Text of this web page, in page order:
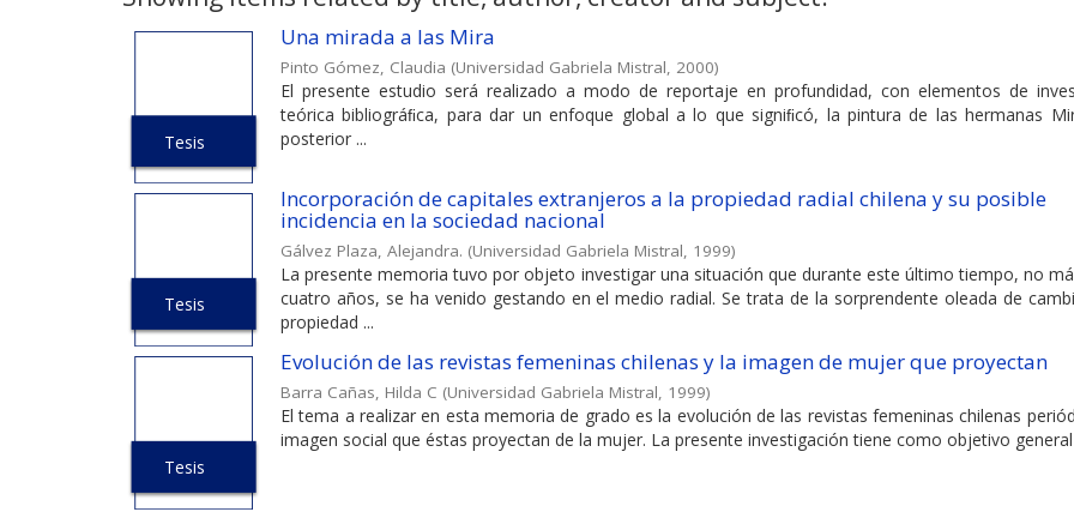
Tesis
Una mirada a las Mira
Pinto Gómez, Claudia (Universidad Gabriela Mistral, 2000)
El presente estudio será realizado a modo de reportaje en profundidad, con elementos de
teórica bibliográﬁca, para dar un enfoque global a lo que signiﬁcó, la pintura de las hermanas
posterior ...
Tesis
Incorporación de capitales extranjeros a la propiedad radial chilena y su posible
incidencia en la sociedad nacional
Gálvez Plaza, Alejandra. (Universidad Gabriela Mistral, 1999)
La presente memoria tuvo por objeto investigar una situación que durante este último tiempo, no
cuatro años, se ha venido gestando en el medio radial. Se trata de la sorprendente oleada de
propiedad ...
Tesis
Evolución de las revistas femeninas chilenas y la imagen de mujer que proyectan
Barra Cañas, Hilda C (Universidad Gabriela Mistral, 1999)
El tema a realizar en esta memoria de grado es la evolución de las revistas femeninas chilenas
imagen social que éstas proyectan de la mujer. La presente investigación tiene como objetivo general